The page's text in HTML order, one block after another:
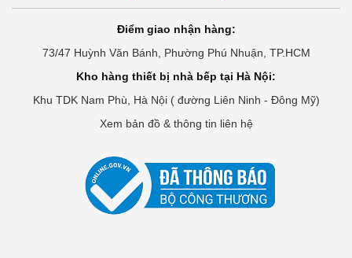
Điểm giao nhận hàng:
73/47 Huỳnh Văn Bánh, Phường Phú Nhuận, TP.HCM
Kho hàng thiết bị nhà bếp tại Hà Nội:
Khu TDK Nam Phù, Hà Nội ( đường Liên Ninh - Đông Mỹ)
Xem bản đồ & thông tin liên hệ